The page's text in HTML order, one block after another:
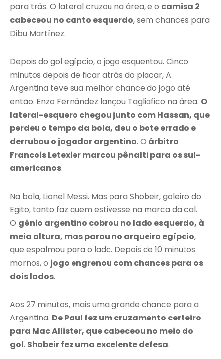
para trás. O lateral cruzou na área, e o camisa 2
cabeceou no canto esquerdo, sem chances para
Dibu Martínez.
Depois do gol egípcio, o jogo esquentou. Cinco
minutos depois de ficar atrás do placar, A
Argentina teve sua melhor chance do jogo até
então. Enzo Fernández lançou Tagliafico na área. O
lateral-esquero chegou junto com Hassan, que
perdeu o tempo da bola, deu o bote errado e
derrubou o jogador argentino. O árbitro
Francois Letexier marcou pênalti para os sul-
americanos.
Na bola, Lionel Messi. Mas para Shobeir, goleiro do
Egito, tanto faz quem estivesse na marca da cal.
O gênio argentino cobrou no lado esquerdo, à
meia altura, mas parou no arqueiro egípcio,
que espalmou para o lado. Depois de 10 minutos
mornos, o jogo engrenou com chances para os
dois lados.
Aos 27 minutos, mais uma grande chance para a
Argentina. De Paul fez um cruzamento certeiro
para Mac Allister, que cabeceou no meio do
gol. Shobeir fez uma excelente defesa.